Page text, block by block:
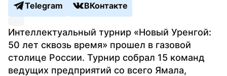
Telegram
ВКонтакте
Интеллектуальный турнир «Новый Уренгой:
50 лет сквозь время» прошел в газовой
столице России. Турнир собрал 15 команд
ведущих предприятий со всего Ямала,